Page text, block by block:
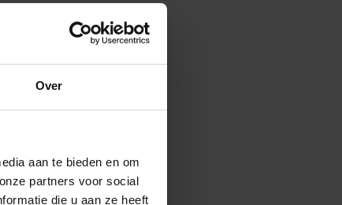
Over
aan te bieden en om
partners voor social
die u aan ze heeft